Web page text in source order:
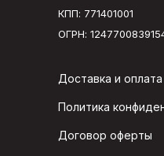
КПП: 771401001
ОГРН:
Договор оферты
Политика
Доставка и оплата